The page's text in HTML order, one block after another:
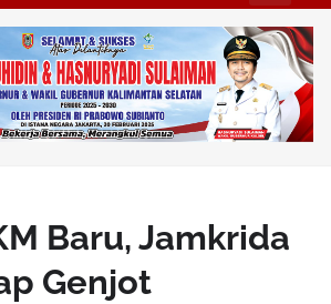
Baru, Jamkrida
Genjot